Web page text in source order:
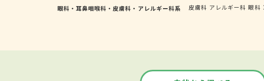
眼科・耳鼻咽喉科・皮膚科・アレルギー科系
皮膚科 アレルギー科 眼科